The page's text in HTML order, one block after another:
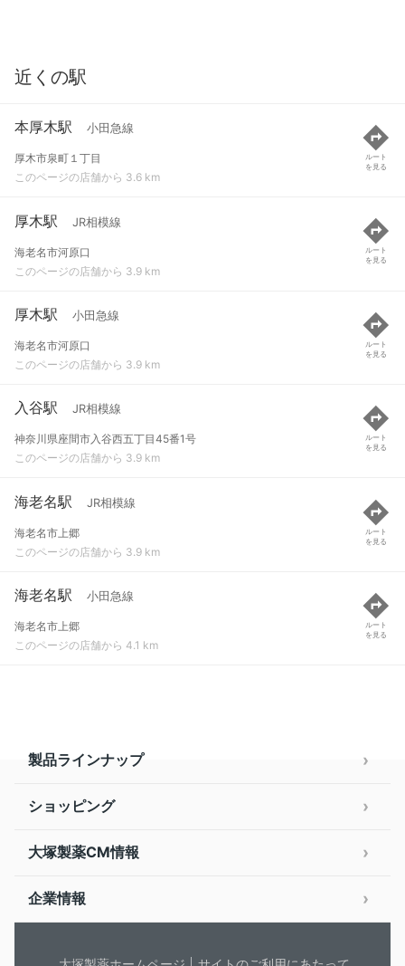
近くの駅
本厚木駅 小田急線
厚木市泉町１丁目
このページの店舗から 3.6 km
ルート
を見る
厚木駅 JR相模線
海老名市河原口
このページの店舗から 3.9 km
ルート
を見る
厚木駅 小田急線
海老名市河原口
このページの店舗から 3.9 km
ルート
を見る
入谷駅 JR相模線
神奈川県座間市入谷西五丁目45番1号
このページの店舗から 3.9 km
ルート
を見る
海老名駅 JR相模線
海老名市上郷
このページの店舗から 3.9 km
ルート
を見る
海老名駅 小田急線
海老名市上郷
このページの店舗から 4.1 km
ルート
を見る
製品ラインナップ
ショッピング
大塚製薬CM情報
企業情報